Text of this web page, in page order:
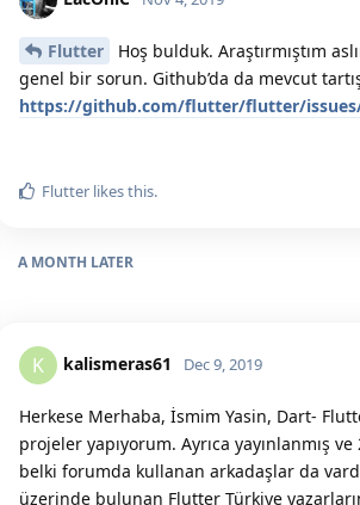
Flutter
Hoş bulduk. Araştırmıştım
genel bir sorun. Github’da da mevcut
https://github.com/flutter/flutter/
Flutter likes this.
A MONTH LATER
K kalismeras61 Dec 9, 2019
Herkese Merhaba, İsmim Yasin, Dart-
projeler yapıyorum. Ayrıca yayınlanmış
belki forumda kullanan arkadaşlar da
üzerinde bulunan Flutter Türkiye